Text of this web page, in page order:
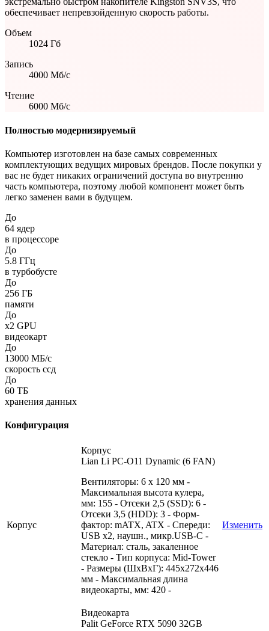
обеспечивает непревзойденную скорость работы.
Объем
1024 Гб
Запись
4000 Мб/с
Чтение
6000 Мб/с
Полностью модернизируемый
Компьютер изготовлен на базе самых современных
комплектующих ведущих мировых брендов. После покупки у
вас не будет никаких ограничений доступа во внутренню
часть компьютера, поэтому любой компонент может быть
легко заменен вами в будущем.
До
64 ядер
в процессоре
До
5.8 ГГц
в турбобусте
До
256 ГБ
памяти
До
x2 GPU
видеокарт
До
13000 МБ/с
скорость ссд
До
60 ТБ
хранения данных
Конфигурация
Корпус
Корпус
Lian Li PC-O11 Dynamic (6 FAN)
Вентиляторы: 6 x 120 мм -
Максимальная высота кулера,
мм: 155 - Отсеки 2,5 (SSD): 6 -
Отсеки 3,5 (HDD): 3 - Форм-
фактор: mATX, ATX - Спереди:
USB x2, наушн., микр.USB-C -
Материал: сталь, закаленное
стекло - Тип корпуса: Mid-Tower
- Размеры (ШxВxГ): 445x272x446
мм - Максимальная длина
видеокарты, мм: 420 -
Изменить
Видеокарта
Palit GeForce RTX 5090 32GB